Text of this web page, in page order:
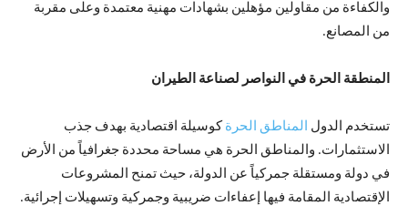
والكفاءة من مقاولين مؤهلين بشهادات مهنية معتمدة وعلى مقربة
من المصانع.
المنطقة الحرة في النواصر لصناعة الطيران
تستخدم الدول المناطق الحرة كوسيلة اقتصادية بهدف جذب
الاستثمارات. والمناطق الحرة هي مساحة محددة جغرافياً من الأرض
في دولة ومستقلة جمركياً عن الدولة، حيث تمنح المشروعات
الإقتصادية المقامة فيها إعفاءات ضريبية وجمركية وتسهيلات إجرائية.